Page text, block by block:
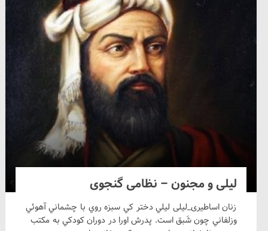
لیلی و مجنون – نظامی گنجوی
زنان اساطیری_لیلی ليلي دختر كي سبزه روي با چشماني آهوئي
وزلفاني چون شَبق است. پدرش اورا در دوران كودكي به مكتب